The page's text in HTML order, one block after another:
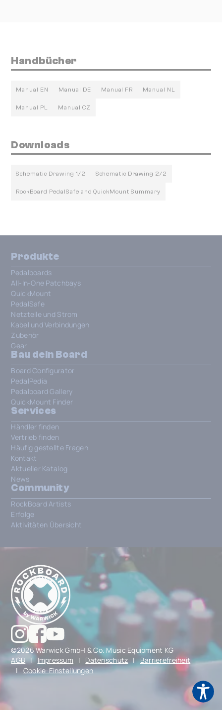
Handbücher
Manual EN Manual DE Manual FR Manual NL
Manual PL Manual CZ
Downloads
Schematic Drawing 1/2 Schematic Drawing 2/2
RockBoard PedalSafe and QuickMount Summary
Produkte
Pedalboards
All-In-One Patchbays
QuickMount
PedalSafe
Netzteile und Strom
Kabel und Verbindungen
Zubehör
Gear
Bau dein Board
Board Configurator
PedalPedia
Pedalboard Gallery
QuickMount Finder
Services
Händler finden
Vertrieb finden
Häufig gestellte Fragen
Kontakt
Aktueller Katalog
News
Community
RockBoard Artists
Erfolge
Aktivitäten Übersicht
©2026 Warwick GmbH & Co. Music Equipment KG
AGB | Impressum | Datenschutz |
Barrierefreiheit
|
Cookie-Einstellungen